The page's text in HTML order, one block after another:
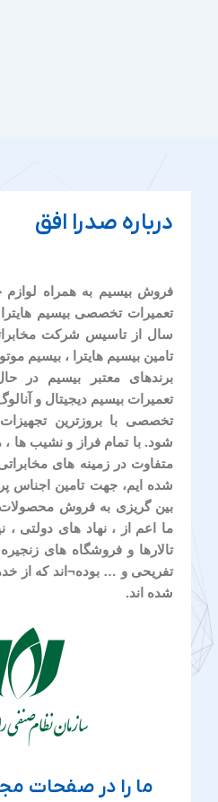
درباره صدرا افق
فروش بیسیم به همراه لوازم
سال از تاسیس شرکت
تامین بیسیم هایترا ، بیسیم
برندهای معتبر بیسیم در
تعمیرات بیسیم دیجیتال و
تخصصی با بروزترین
شود. با تمام فراز و نشیب ها
متفاوت در زمینه های
شده ایم، جهت تامین اجناس
بین گریزی به فروش
ما اعم از ، نهاد های دولتی ،
تالارها و فروشگاه های
تفریحی و … بوده¬اند که از
شده اند.
ما را در صفحات